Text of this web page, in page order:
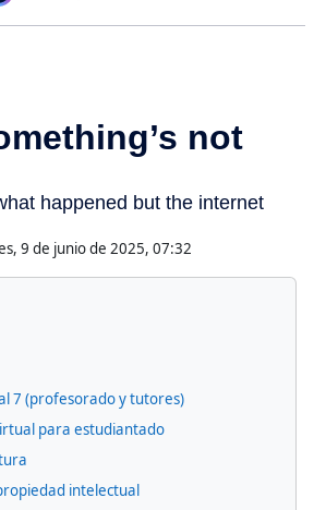
9 de junio de 2025, 07:32
7 (profesorado y tutores)
para estudiantado
intelectual